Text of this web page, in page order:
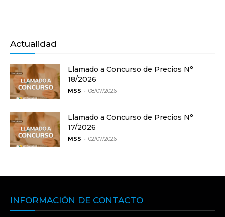
Actualidad
Llamado a Concurso de Precios N°
18/2026
MSS - 08/07/2026
Llamado a Concurso de Precios N°
17/2026
MSS - 02/07/2026
INFORMACIÓN DE CONTACTO